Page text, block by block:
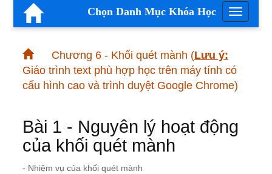
Menu
Chọn Danh Mục Khóa Học
Chương 6 - Khối quét mành (Lưu ý:
Giáo trình text phù hợp học trên máy tính có
cấu hình cao và trình duyệt Google Chrome)
Bài 1 - Nguyên lý hoạt động
của khối quét mành
- Nhiệm vụ của khối quét mành